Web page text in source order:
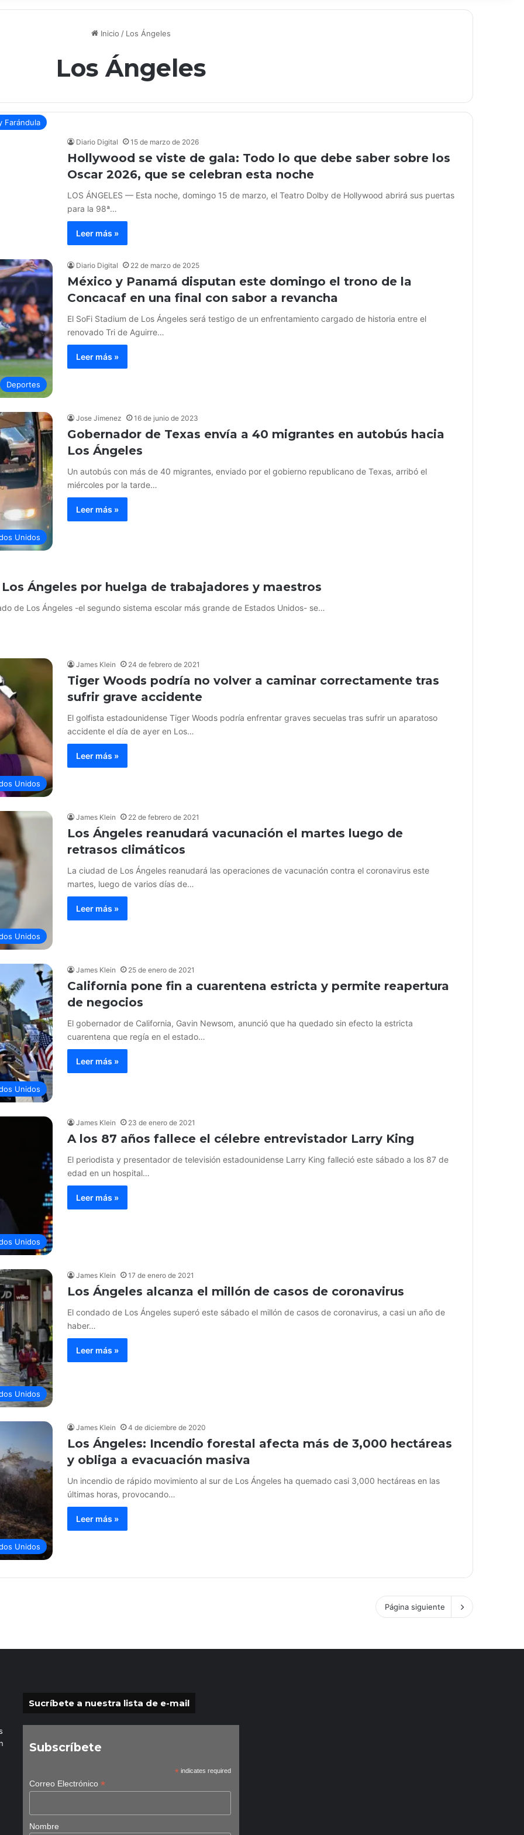
Inicio / Los Ángeles
Los Ángeles
Farándula
Diario Digital 15 de marzo de 2026
Hollywood se viste de gala: Todo lo que debe saber sobre los
Oscar 2026, que se celebran esta noche
LOS ÁNGELES — Esta noche, domingo 15 de marzo, el Teatro Dolby de Hollywood abrirá sus puertas
para la 98ª…
Leer más »
Deportes
Diario Digital 22 de marzo de 2025
México y Panamá disputan este domingo el trono de la
Concacaf en una final con sabor a revancha
El SoFi Stadium de Los Ángeles será testigo de un enfrentamiento cargado de historia entre el
renovado Tri de Aguirre…
Leer más »
Unidos
Jose Jimenez 16 de junio de 2023
Gobernador de Texas envía a 40 migrantes en autobús hacia
Los Ángeles
Un autobús con más de 40 migrantes, enviado por el gobierno republicano de Texas, arribó el
miércoles por la tarde…
Leer más »
Ángeles por huelga de trabajadores y maestros
de Los Ángeles -el segundo sistema escolar más grande de Estados Unidos- se…
Unidos
James Klein 24 de febrero de 2021
Tiger Woods podría no volver a caminar correctamente tras
sufrir grave accidente
El golfista estadounidense Tiger Woods podría enfrentar graves secuelas tras sufrir un aparatoso
accidente el día de ayer en Los…
Leer más »
Unidos
James Klein 22 de febrero de 2021
Los Ángeles reanudará vacunación el martes luego de
retrasos climáticos
La ciudad de Los Ángeles reanudará las operaciones de vacunación contra el coronavirus este
martes, luego de varios días de…
Leer más »
Unidos
James Klein 25 de enero de 2021
California pone fin a cuarentena estricta y permite reapertura
de negocios
El gobernador de California, Gavin Newsom, anunció que ha quedado sin efecto la estricta
cuarentena que regía en el estado…
Leer más »
Unidos
James Klein 23 de enero de 2021
A los 87 años fallece el célebre entrevistador Larry King
El periodista y presentador de televisión estadounidense Larry King falleció este sábado a los 87 de
edad en un hospital…
Leer más »
Unidos
James Klein 17 de enero de 2021
Los Ángeles alcanza el millón de casos de coronavirus
El condado de Los Ángeles superó este sábado el millón de casos de coronavirus, a casi un año de
haber…
Leer más »
Unidos
James Klein 4 de diciembre de 2020
Los Ángeles: Incendio forestal afecta más de 3,000 hectáreas
y obliga a evacuación masiva
Un incendio de rápido movimiento al sur de Los Ángeles ha quemado casi 3,000 hectáreas en las
últimas horas, provocando…
Leer más »
Página siguiente
Sucríbete a nuestra lista de e-mail
Subscríbete
* indicates required
Correo Electrónico*
Nombre